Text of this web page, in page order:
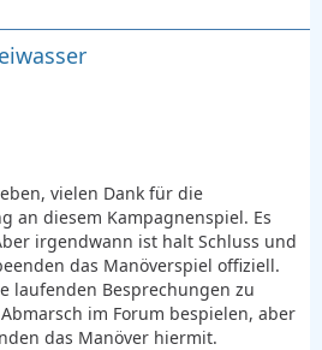
vielen Dank für die
an diesem Kampagnenspiel. Es
irgendwann ist halt Schluss und
das Manöverspiel offiziell.
laufenden Besprechungen zu
im Forum bespielen, aber
das Manöver hiermit.